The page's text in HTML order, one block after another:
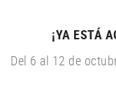
¡YA ESTÁ
Del 6 al 12 de